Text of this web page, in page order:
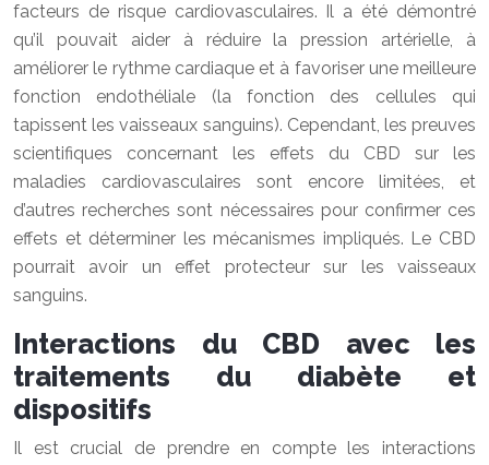
facteurs de risque cardiovasculaires. Il a été démontré
qu’il pouvait aider à réduire la pression artérielle, à
améliorer le rythme cardiaque et à favoriser une meilleure
fonction endothéliale (la fonction des cellules qui
tapissent les vaisseaux sanguins). Cependant, les preuves
scientifiques concernant les effets du CBD sur les
maladies cardiovasculaires sont encore limitées, et
d’autres recherches sont nécessaires pour confirmer ces
effets et déterminer les mécanismes impliqués. Le CBD
pourrait avoir un effet protecteur sur les vaisseaux
sanguins.
Interactions du CBD avec les
traitements du diabète et
dispositifs
Il est crucial de prendre en compte les interactions